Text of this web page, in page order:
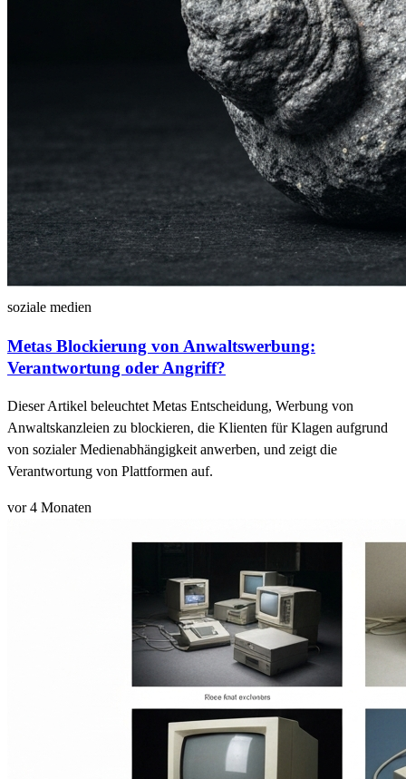
soziale medien
Metas Blockierung von Anwaltswerbung:
Verantwortung oder Angriff?
Dieser Artikel beleuchtet Metas Entscheidung, Werbung von
Anwaltskanzleien zu blockieren, die Klienten für Klagen aufgrund
von sozialer Medienabhängigkeit anwerben, und zeigt die
Verantwortung von Plattformen auf.
vor 4 Monaten